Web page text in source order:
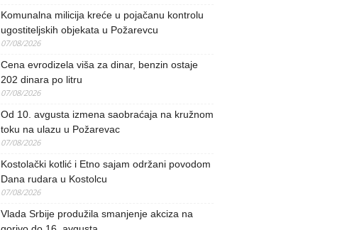
Komunalna milicija kreće u pojačanu kontrolu
ugostiteljskih objekata u Požarevcu
07/08/2026
Cena evrodizela viša za dinar, benzin ostaje
202 dinara po litru
07/08/2026
Od 10. avgusta izmena saobraćaja na kružnom
toku na ulazu u Požarevac
07/08/2026
Kostolački kotlić i Etno sajam održani povodom
Dana rudara u Kostolcu
07/08/2026
Vlada Srbije produžila smanjenje akciza na